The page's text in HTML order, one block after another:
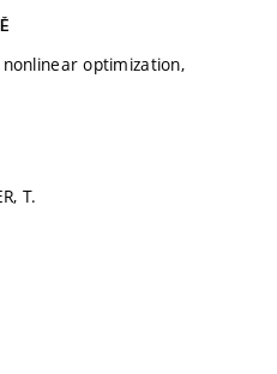
optimization,
T.